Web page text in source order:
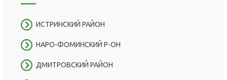
ИСТРИНСКИЙ РАЙОН
НАРО-ФОМИНСКИЙ Р-ОН
ДМИТРОВСКИЙ РАЙОН